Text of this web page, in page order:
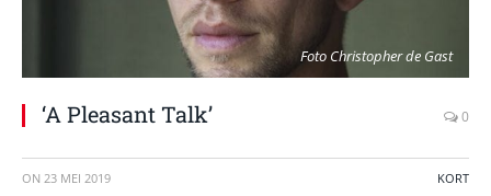
Foto Christopher de Gast
‘A Pleasant Talk’ 0
ON 23 MEI 2019 KORT